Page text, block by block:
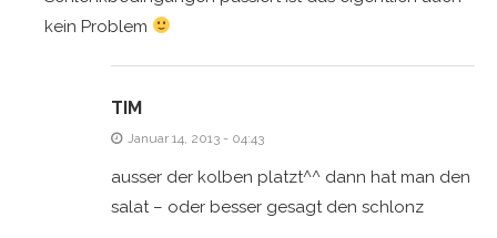
kein Problem
TIM
Januar 14, 2013 - 04:43
ausser der kolben platzt^^ dann hat man den
salat – oder besser gesagt den schlonz